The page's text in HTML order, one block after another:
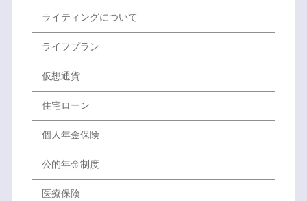
ライティングについて
ライフプラン
仮想通貨
住宅ローン
個人年金保険
公的年金制度
医療保険